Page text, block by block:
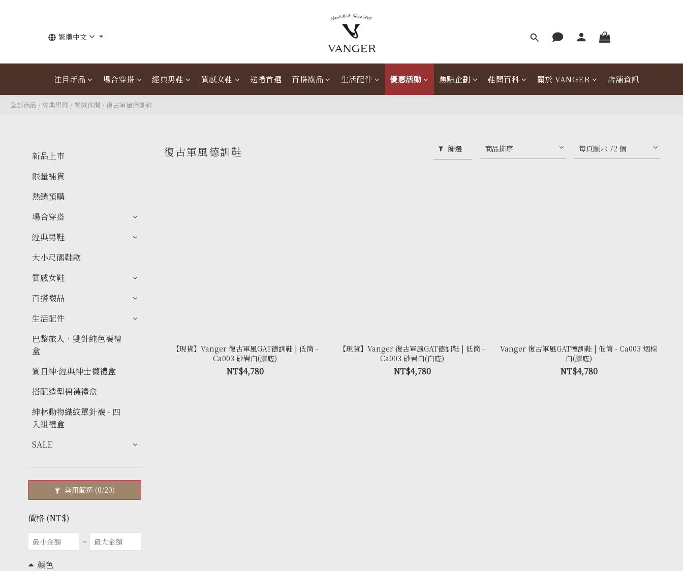
注目新品 場合穿搭 經典男鞋 質感女鞋 送禮首選 百搭襪品 生活配件 優惠活動 焦點企劃 鞋問百科 關於 VANGER 店舖資訊
繁體中文
全部商品 / 經典男鞋 / 質感休閒 / 復古軍風德訓鞋
新品上市
限量補貨
熱銷預購
場合穿搭
經典男鞋
大小尺碼鞋款
質感女鞋
百搭襪品
生活配件
巴黎旅人．雙針純色襪禮
盒
質日紳·經典紳士襪禮盒
搭配造型棉襪禮盒
紳林動物織紋單針襪 - 四
入組禮盒
SALE
套用篩選 (0/20)
價格 (NT$)
~
顏色
復古軍風德訓鞋 篩選 商品排序 每頁顯示 72 個
【現貨】Vanger 復古軍風GAT德訓鞋 | 低筒 -
Ca003 砂岩白(膠底)
NT$4,780
【現貨】Vanger 復古軍風GAT德訓鞋 | 低筒 -
Ca003 砂岩白(白底)
NT$4,780
Vanger 復古軍風GAT德訓鞋 | 低筒 - Ca003 烟棕
白(膠底)
NT$4,780